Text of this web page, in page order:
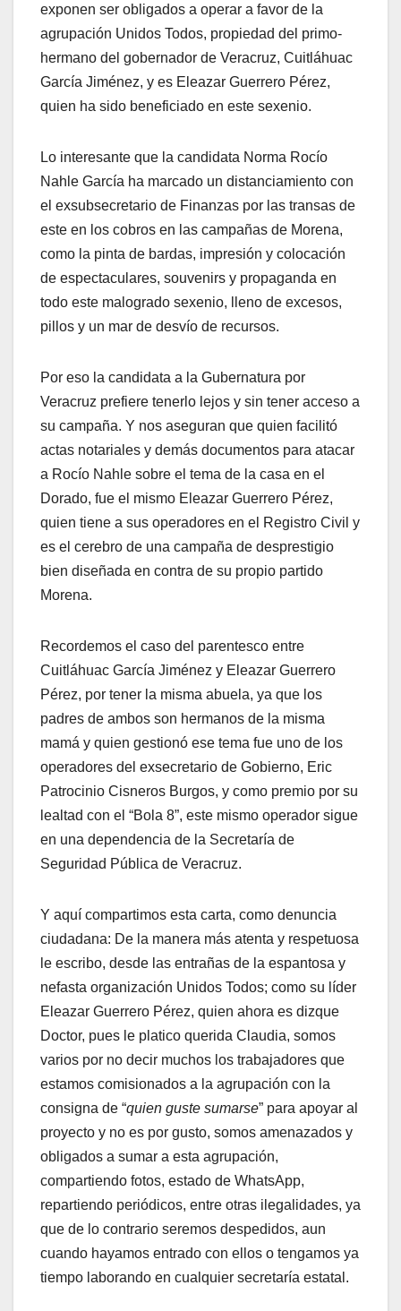
exponen ser obligados a operar a favor de la
agrupación Unidos Todos, propiedad del primo-
hermano del gobernador de Veracruz, Cuitláhuac
García Jiménez, y es Eleazar Guerrero Pérez,
quien ha sido beneficiado en este sexenio.
Lo interesante que la candidata Norma Rocío
Nahle García ha marcado un distanciamiento con
el exsubsecretario de Finanzas por las transas de
este en los cobros en las campañas de Morena,
como la pinta de bardas, impresión y colocación
de espectaculares, souvenirs y propaganda en
todo este malogrado sexenio, lleno de excesos,
pillos y un mar de desvío de recursos.
Por eso la candidata a la Gubernatura por
Veracruz prefiere tenerlo lejos y sin tener acceso a
su campaña. Y nos aseguran que quien facilitó
actas notariales y demás documentos para atacar
a Rocío Nahle sobre el tema de la casa en el
Dorado, fue el mismo Eleazar Guerrero Pérez,
quien tiene a sus operadores en el Registro Civil y
es el cerebro de una campaña de desprestigio
bien diseñada en contra de su propio partido
Morena.
Recordemos el caso del parentesco entre
Cuitláhuac García Jiménez y Eleazar Guerrero
Pérez, por tener la misma abuela, ya que los
padres de ambos son hermanos de la misma
mamá y quien gestionó ese tema fue uno de los
operadores del exsecretario de Gobierno, Eric
Patrocinio Cisneros Burgos, y como premio por su
lealtad con el “Bola 8”, este mismo operador sigue
en una dependencia de la Secretaría de
Seguridad Pública de Veracruz.
Y aquí compartimos esta carta, como denuncia
ciudadana: De la manera más atenta y respetuosa
le escribo, desde las entrañas de la espantosa y
nefasta organización Unidos Todos; como su líder
Eleazar Guerrero Pérez, quien ahora es dizque
Doctor, pues le platico querida Claudia, somos
varios por no decir muchos los trabajadores que
estamos comisionados a la agrupación con la
consigna de “quien guste sumarse” para apoyar al
proyecto y no es por gusto, somos amenazados y
obligados a sumar a esta agrupación,
compartiendo fotos, estado de WhatsApp,
repartiendo periódicos, entre otras ilegalidades, ya
que de lo contrario seremos despedidos, aun
cuando hayamos entrado con ellos o tengamos ya
tiempo laborando en cualquier secretaría estatal.